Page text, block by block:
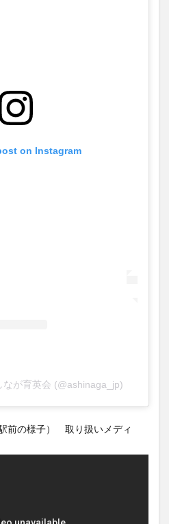
on Instagram
が育英会 (@ashinaga_jp)
前の様子） 取り扱いメディ